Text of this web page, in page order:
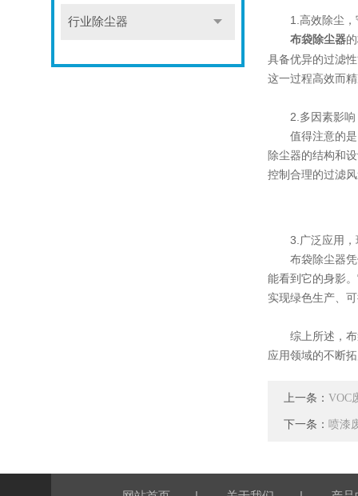
行业除尘器 1.高效除尘，
布袋除尘器
具备优异的过滤
这一过程高效而
2.多因素影响
值得注意的是，
除尘器的结构和
控制合理的过滤
3.广泛应用，
布袋除尘器凭借
能看到它的身影
实现绿色生产、
综上所述，布袋
应用领域的不断
上一条： VOC
下一条： 喷漆